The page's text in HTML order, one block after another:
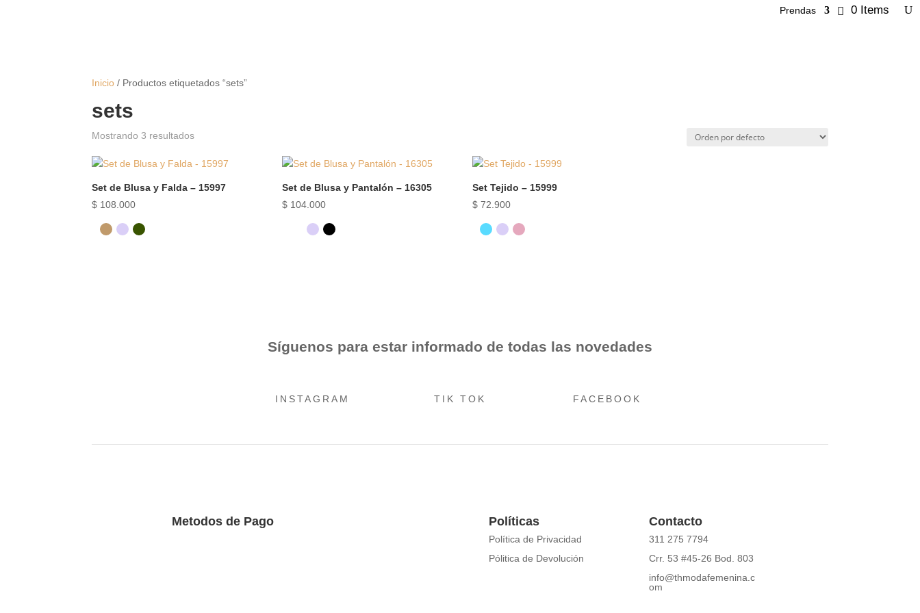
Prendas 0 Items
Inicio / Productos etiquetados “sets”
sets
Mostrando 3 resultados
Set de Blusa y Falda – 15997
$ 108.000
Set de Blusa y Pantalón – 16305
$ 104.000
Set Tejido – 15999
$ 72.900
Síguenos para estar informado de todas las novedades
INSTAGRAM TIK TOK FACEBOOK
Metodos de Pago Políticas
Política de Privacidad
Pólitica de Devolución
Contacto
311 275 7794
Crr. 53 #45-26 Bod. 803
info@thmodafemenina.c
om